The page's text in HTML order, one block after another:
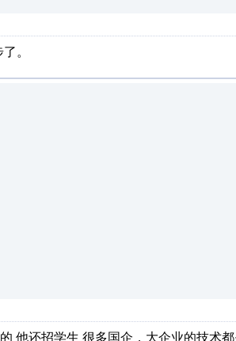
。
还招学生 很多国企，大企业的技术都